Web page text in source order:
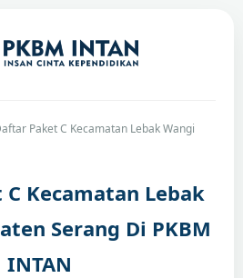
Paket C Kecamatan Lebak Wangi
Kecamatan Lebak
Serang Di PKBM
INTAN